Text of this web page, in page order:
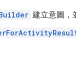
建立意圖，